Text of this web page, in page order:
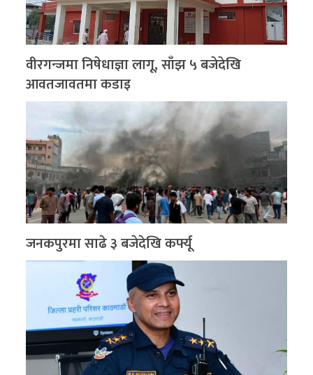
वीरगन्जमा निषेधाज्ञा लागू, साँझ ५ बजेदेखि
आवतजावतमा कडाइ
जनकपुरमा साढे ३ बजेदेखि कर्फ्यू